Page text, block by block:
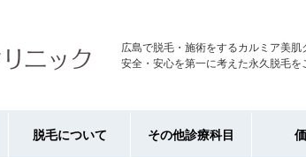
広島で脱毛・施術をするカルミア美肌
安全・安心を第一に考えた永久脱毛を
脱毛について その他診療科目